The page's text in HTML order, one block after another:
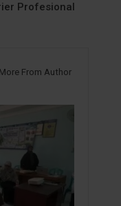
Profesional
More From Author